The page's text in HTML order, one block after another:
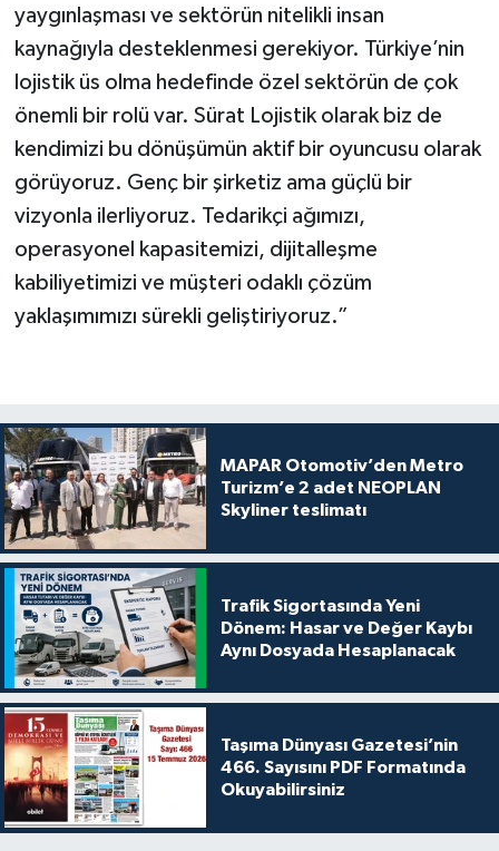
yaygınlaşması ve sektörün nitelikli insan
kaynağıyla desteklenmesi gerekiyor. Türkiye’nin
lojistik üs olma hedefinde özel sektörün de çok
önemli bir rolü var. Sürat Lojistik olarak biz de
kendimizi bu dönüşümün aktif bir oyuncusu olarak
görüyoruz. Genç bir şirketiz ama güçlü bir
vizyonla ilerliyoruz. Tedarikçi ağımızı,
operasyonel kapasitemizi, dijitalleşme
kabiliyetimizi ve müşteri odaklı çözüm
yaklaşımımızı sürekli geliştiriyoruz.”
MAPAR Otomotiv’den Metro
Turizm’e 2 adet NEOPLAN
Skyliner teslimatı
Trafik Sigortasında Yeni
Dönem: Hasar ve Değer Kaybı
Aynı Dosyada Hesaplanacak
Taşıma Dünyası Gazetesi’nin
466. Sayısını PDF Formatında
Okuyabilirsiniz